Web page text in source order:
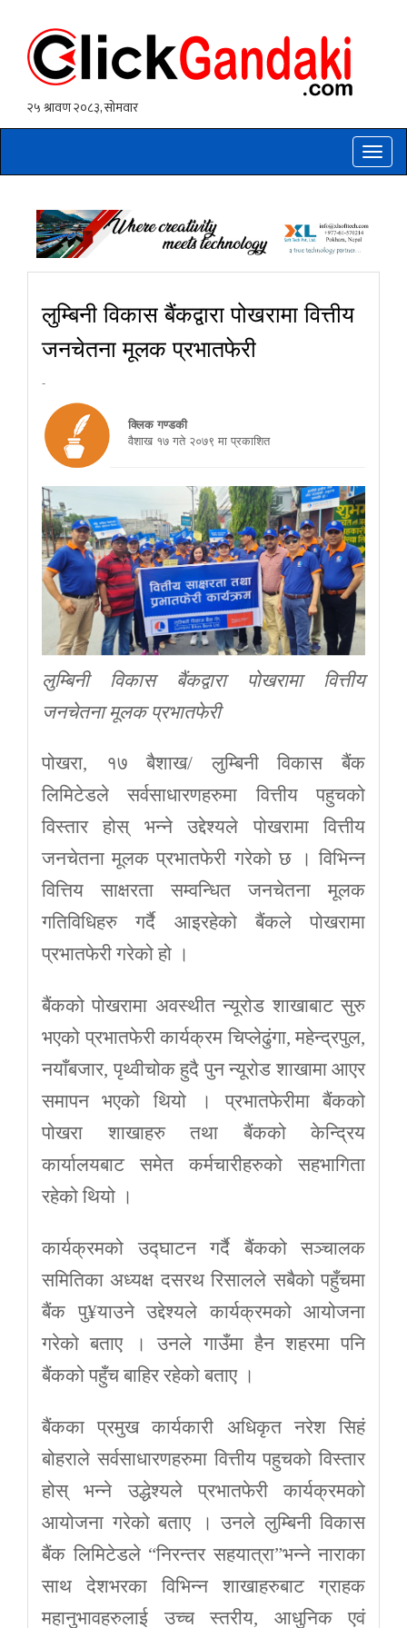
Toggle
लुम्बिनी विकास बैंकद्वारा पोखरामा वित्तीय
जनचेतना मूलक प्रभातफेरी
-
क्लिक गण्डकी
वैशाख १७ गते २०७९ मा प्रकाशित
लुम्बिनी विकास बैंकद्वारा पोखरामा वित्तीय
जनचेतना मूलक प्रभातफेरी
पोखरा, १७ बैशाख/ लुम्बिनी विकास बैंक
लिमिटेडले सर्वसाधारणहरुमा वित्तीय पहुचको
विस्तार होस् भन्ने उद्देश्यले पोखरामा वित्तीय
जनचेतना मूलक प्रभातफेरी गरेको छ । विभिन्न
वित्तिय साक्षरता सम्वन्धित जनचेतना मूलक
गतिविधिहरु गर्दै आइरहेको बैंकले पोखरामा
प्रभातफेरी गरेको हो ।
बैंकको पोखरामा अवस्थीत न्यूरोड शाखाबाट सुरु
भएको प्रभातफेरी कार्यक्रम चिप्लेढुंगा, महेन्द्रपुल,
नयाँबजार, पृथ्वीचोक हुदै पुन न्यूरोड शाखामा आएर
समापन भएको थियो । प्रभातफेरीमा बैंकको
पोखरा शाखाहरु तथा बैंकको केन्द्रिय
कार्यालयबाट समेत कर्मचारीहरुको सहभागिता
रहेको थियो ।
कार्यक्रमको उद्घाटन गर्दै बैंकको सञ्चालक
समितिका अध्यक्ष दसरथ रिसालले सबैको पहुँचमा
बैंक पु¥याउने उद्देश्यले कार्यक्रमको आयोजना
गरेको बताए । उनले गाउँमा हैन शहरमा पनि
बैंकको पहुँच बाहिर रहेको बताए ।
बैंकका प्रमुख कार्यकारी अधिकृत नरेश सिहं
बोहराले सर्वसाधारणहरुमा वित्तीय पहुचको विस्तार
होस् भन्ने उद्धेश्यले प्रभातफेरी कार्यक्रमको
आयोजना गरेको बताए । उनले लुम्बिनी विकास
बैंक लिमिटेडले “निरन्तर सहयात्रा”भन्ने नाराका
साथ देशभरका विभिन्न शाखाहरुबाट ग्राहक
महानुभावहरुलाई उच्च स्तरीय, आधुनिक एवं